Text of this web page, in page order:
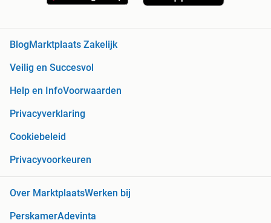
Blog Marktplaats Zakelijk
Veilig en Succesvol
Help en InfoVoorwaarden
Privacyverklaring
Cookiebeleid
Privacyvoorkeuren
Over MarktplaatsWerken bij
PerskamerAdevinta